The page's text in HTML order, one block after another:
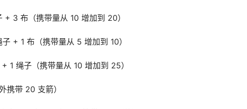
3 布（携带量从 10 增加到 20）
+ 1 布（携带量从 5 增加到 10）
1 绳子（携带量从 10 增加到 25）
携带 20 支箭）